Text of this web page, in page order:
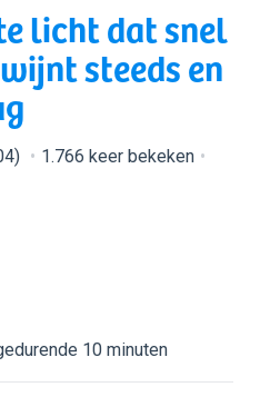
licht dat snel
steeds en
1.766 keer bekeken
10 minuten